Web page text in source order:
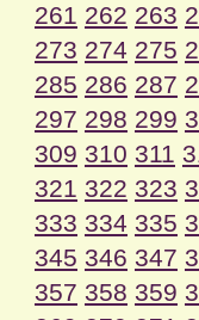
261 262 263
273 274 275
285 286 287
297 298 299
309 310 311
321 322 323
333 334 335
345 346 347
357 358 359